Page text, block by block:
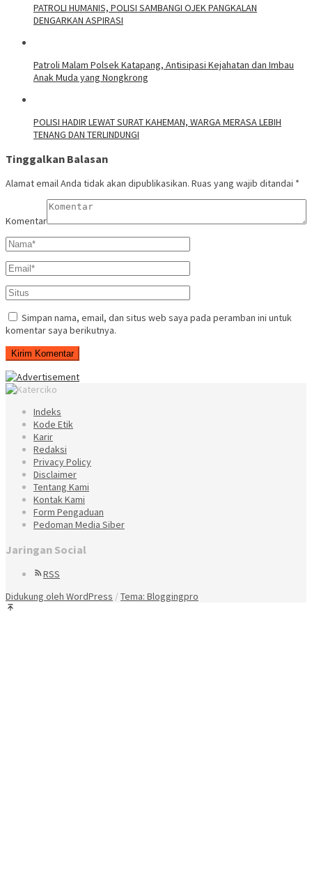
‎PATROLI HUMANIS, POLISI SAMBANGI OJEK PANGKALAN
DENGARKAN ASPIRASI
‎Patroli Malam Polsek Katapang, Antisipasi Kejahatan dan Imbau
Anak Muda yang Nongkrong
‎POLISI HADIR LEWAT SURAT KAHEMAN, WARGA MERASA LEBIH
TENANG DAN TERLINDUNGI
Tinggalkan Balasan
Alamat email Anda tidak akan dipublikasikan. Ruas yang wajib ditandai *
Komentar
Simpan nama, email, dan situs web saya pada peramban ini untuk
komentar saya berikutnya.
Indeks
Kode Etik
Karir
Redaksi
Privacy Policy
Disclaimer
Tentang Kami
Kontak Kami
Form Pengaduan
Pedoman Media Siber
Jaringan Social
RSS
Didukung oleh WordPress /Tema: Bloggingpro